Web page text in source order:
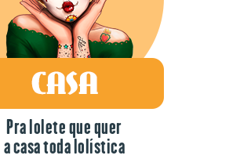
Pra lolete que quer
a casa toda lolística